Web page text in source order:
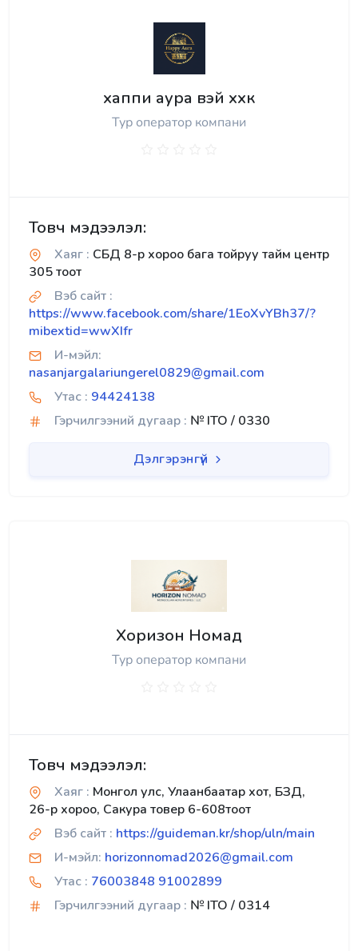
хаппи аура вэй ххк
Тур оператор компани
Товч мэдээлэл:
Хаяг : СБД 8-р хороо бага тойруу тайм центр
305 тоот
Вэб сайт :
https://www.facebook.com/share/1EoXvYBh37/?
mibextid=wwXIfr
И-мэйл:
nasanjargalariungerel0829@gmail.com
Утас : 94424138
Гэрчилгээний дугаар : № ITO / 0330
Дэлгэрэнгүй
Хоризон Номад
Тур оператор компани
Товч мэдээлэл:
Хаяг : Монгол улс, Улаанбаатар хот, БЗД,
26-р хороо, Сакура товер 6-608тоот
Вэб сайт : https://guideman.kr/shop/uln/main
И-мэйл: horizonnomad2026@gmail.com
Утас : 76003848 91002899
Гэрчилгээний дугаар : № ITO / 0314